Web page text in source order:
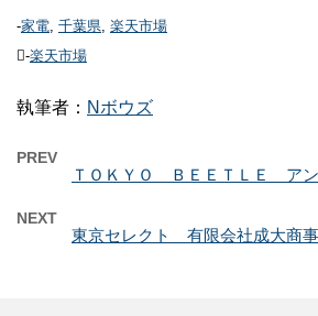
-家電, 千葉県, 楽天市場
-楽天市場
執筆者： Nボウズ
PREV
ＴＯＫＹＯ ＢＥＥＴＬＥ アン
NEXT
東京セレクト 有限会社成大商事